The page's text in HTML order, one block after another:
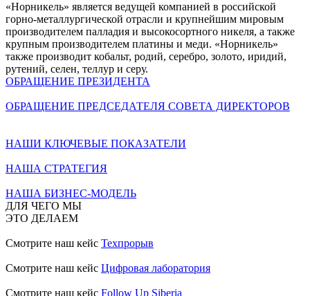
«Норникель» является ведущей компанией в российской
горно-металлургической отрасли и крупнейшим мировым
производителем палладия и высокосортного никеля, а также
крупным производителем платины и меди. «Норникель»
также производит кобальт, родий, серебро, золото, иридий,
рутений, селен, теллур и серу.
ОБРАЩЕНИЕ ПРЕЗИДЕНТА
ОБРАЩЕНИЕ ПРЕДСЕДАТЕЛЯ СОВЕТА ДИРЕКТОРОВ
НАШИ КЛЮЧЕВЫЕ ПОКАЗАТЕЛИ
НАША СТРАТЕГИЯ
НАША БИЗНЕС-МОДЕЛЬ
ДЛЯ ЧЕГО МЫ
ЭТО ДЕЛАЕМ
Смотрите наш кейс Техпрорыв
Смотрите наш кейс Цифровая лаборатория
Смотрите наш кейс Follow Up Siberia